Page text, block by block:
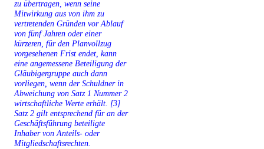
zu übertragen, wenn seine
Mitwirkung aus von ihm zu
vertretenden Gründen vor Ablauf
von fünf Jahren oder einer
kürzeren, für den Planvollzug
vorgesehenen Frist endet, kann
eine angemessene Beteiligung der
Gläubigergruppe auch dann
vorliegen, wenn der Schuldner in
Abweichung von Satz 1 Nummer 2
wirtschaftliche Werte erhält. [3]
Satz 2 gilt entsprechend für an der
Geschäftsführung beteiligte
Inhaber von Anteils- oder
Mitgliedschaftsrechten.